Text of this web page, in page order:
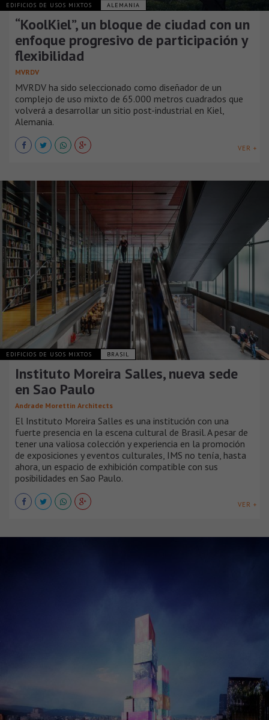
EDIFICIOS DE USOS MIXTOS ALEMANIA
“KoolKiel”, un bloque de ciudad con un
enfoque progresivo de participación y
flexibilidad
MVRDV
MVRDV ha sido seleccionado como diseñador de un
complejo de uso mixto de 65.000 metros cuadrados que
volverá a desarrollar un sitio post-industrial en Kiel,
Alemania.
VER +
EDIFICIOS DE USOS MIXTOS BRASIL
Instituto Moreira Salles, nueva sede
en Sao Paulo
Andrade Morettin Architects
El Instituto Moreira Salles es una institución con una
fuerte presencia en la escena cultural de Brasil. A pesar de
tener una valiosa colección y experiencia en la promoción
de exposiciones y eventos culturales, IMS no tenía, hasta
ahora, un espacio de exhibición compatible con sus
posibilidades en Sao Paulo.
VER +